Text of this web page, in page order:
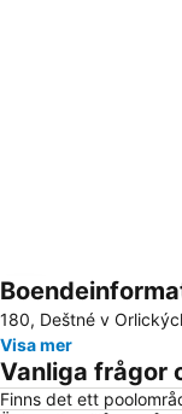
Förstora kartan
180, Deštné v
Visa mer
Vanliga frågor
Finns det ett